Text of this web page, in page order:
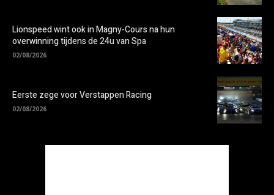
Lionspeed wint ook in Magny-Cours na hun
overwinning tijdens de 24u van Spa
02/08/2026
Eerste zege voor Verstappen Racing
02/08/2026